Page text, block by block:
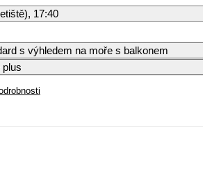
17:40
Pokoj standard s výhledem na moře s balkonem
plus